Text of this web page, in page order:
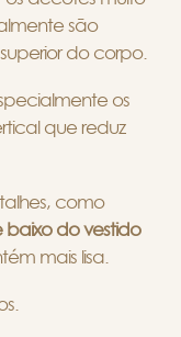
são
do corpo.
os
que reduz
como
do vestido
mais lisa.